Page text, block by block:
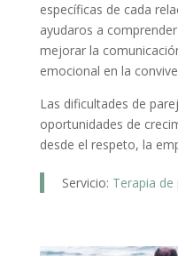
específicas de cada
ayudaros a
mejorar la
emocional en la
Las dificultades de
oportunidades de
desde el respeto, la
Servicio: Terapia de